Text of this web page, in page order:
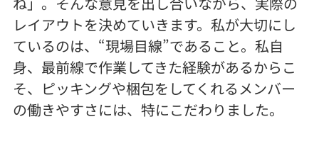
レイアウトを決めていきます。私が大切にし
ているのは、“現場目線”であること。私自
身、最前線で作業してきた経験があるからこ
そ、ピッキングや梱包をしてくれるメンバー
の働きやすさには、特にこだわりました。